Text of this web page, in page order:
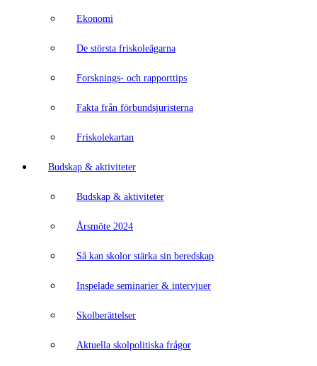
Ekonomi
De största friskoleägarna
Forsknings- och rapporttips
Fakta från förbundsjuristerna
Friskolekartan
Budskap & aktiviteter
Budskap & aktiviteter
Årsmöte 2024
Så kan skolor stärka sin beredskap
Inspelade seminarier & intervjuer
Skolberättelser
Aktuella skolpolitiska frågor